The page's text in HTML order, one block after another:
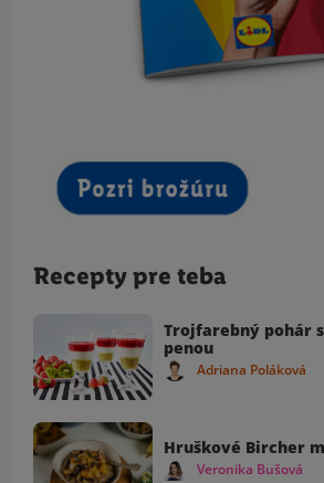
Recepty pre teba
Trojfarebný pohár
penou
Adriana Poláková
Hruškové Bircher
Veronika Bušová